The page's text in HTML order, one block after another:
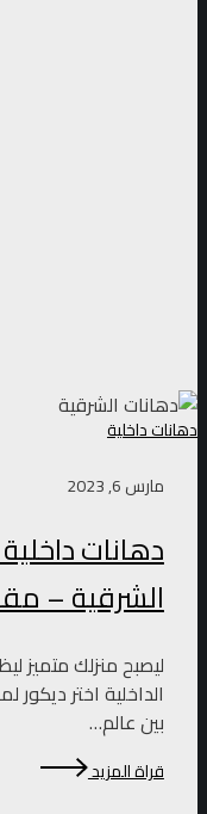
دهانات داخلية
مارس 6, 2023
الشرقية –
ليصبح منزلك متميز
الداخلية اختر
بين عالم…
قراة المزيد